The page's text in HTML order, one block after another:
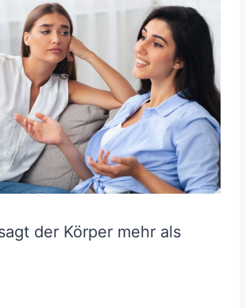
der Körper mehr als